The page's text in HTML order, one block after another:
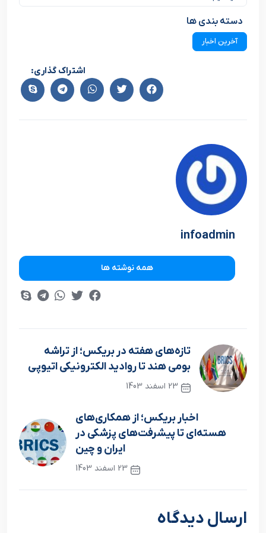
دسته بندی ها
آخرین اخبار
اشتراک گذاری:
infoadmin
همه نوشته ها
تازه‌های هفته در بریکس؛ از تراشه
بومی هند تا روادید الکترونیکی اتیوپی
23 اسفند 1403
اخبار بریکس؛ از همکاری‌های
هسته‌ای تا پیشرفت‌های پزشکی در
ایران و چین
23 اسفند 1403
نوشته بعدی
ارسال دیدگاه